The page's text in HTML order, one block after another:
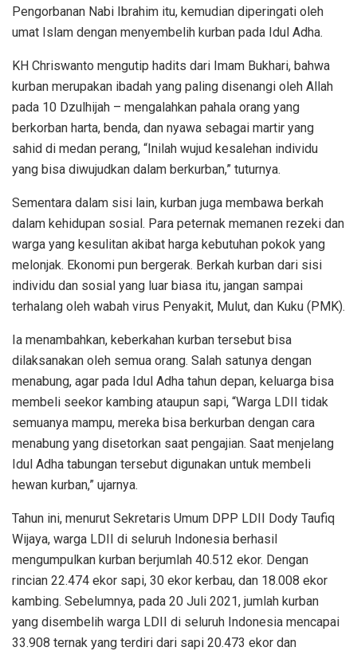
Pengorbanan Nabi Ibrahim itu, kemudian diperingati oleh
umat Islam dengan menyembelih kurban pada Idul Adha.
KH Chriswanto mengutip hadits dari Imam Bukhari, bahwa
kurban merupakan ibadah yang paling disenangi oleh Allah
pada 10 Dzulhijah – mengalahkan pahala orang yang
berkorban harta, benda, dan nyawa sebagai martir yang
sahid di medan perang, “Inilah wujud kesalehan individu
yang bisa diwujudkan dalam berkurban,” tuturnya.
Sementara dalam sisi lain, kurban juga membawa berkah
dalam kehidupan sosial. Para peternak memanen rezeki dan
warga yang kesulitan akibat harga kebutuhan pokok yang
melonjak. Ekonomi pun bergerak. Berkah kurban dari sisi
individu dan sosial yang luar biasa itu, jangan sampai
terhalang oleh wabah virus Penyakit, Mulut, dan Kuku (PMK).
Ia menambahkan, keberkahan kurban tersebut bisa
dilaksanakan oleh semua orang. Salah satunya dengan
menabung, agar pada Idul Adha tahun depan, keluarga bisa
membeli seekor kambing ataupun sapi, “Warga LDII tidak
semuanya mampu, mereka bisa berkurban dengan cara
menabung yang disetorkan saat pengajian. Saat menjelang
Idul Adha tabungan tersebut digunakan untuk membeli
hewan kurban,” ujarnya.
Tahun ini, menurut Sekretaris Umum DPP LDII Dody Taufiq
Wijaya, warga LDII di seluruh Indonesia berhasil
mengumpulkan kurban berjumlah 40.512 ekor. Dengan
rincian 22.474 ekor sapi, 30 ekor kerbau, dan 18.008 ekor
kambing. Sebelumnya, pada 20 Juli 2021, jumlah kurban
yang disembelih warga LDII di seluruh Indonesia mencapai
33.908 ternak yang terdiri dari sapi 20.473 ekor dan